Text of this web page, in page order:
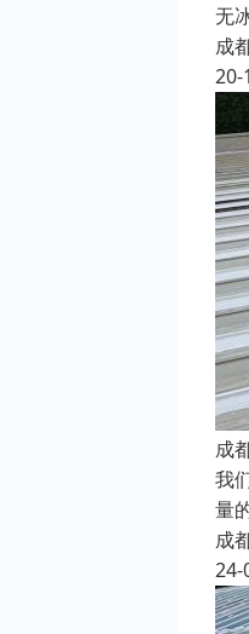
无
成
20-
成
我
量
成
24-